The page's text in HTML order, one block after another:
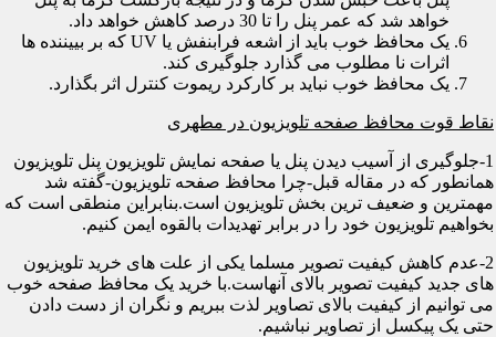
خواهد شد که عمر پنل را تا 30 درصد کاهش خواهد داد.
یک محافظ خوب باید از اشعه فرابنفش یا UV که بر بییننده ها
اثرات نا مطلوب می گذارد جلوگیری کند.
یک محافظ خوب نباید بر کارکرد ریموت کنترل اثر بگذارد.
نقاط قوت محافظ صفحه تلویزیون در مطهری
1-جلوگیری از آسیب دیدن پنل یا صفحه نمایش تلویزیون پنل تلویزیون
همانطور که در مقاله قبل-چرا محافظ صفحه تلویزیون-گفته شد
مهمترین و ضعیف ترین بخش تلویزیون است.بنابراین منطقی است که
بخواهیم تلویزیون خود را در برابر تهدیدات بالقوه ایمن کنیم.
2-عدم کاهش کیفیت تصویر مسلما یکی از علت های خرید تلویزیون
های جدید کیفیت تصویر بالای آنهاست.با خرید یک محافظ صفحه خوب
می توانیم از کیفیت بالای تصاویر لذت ببریم و نگران از دست دادن
حتی یک پیکسل از تصاویر نباشیم.